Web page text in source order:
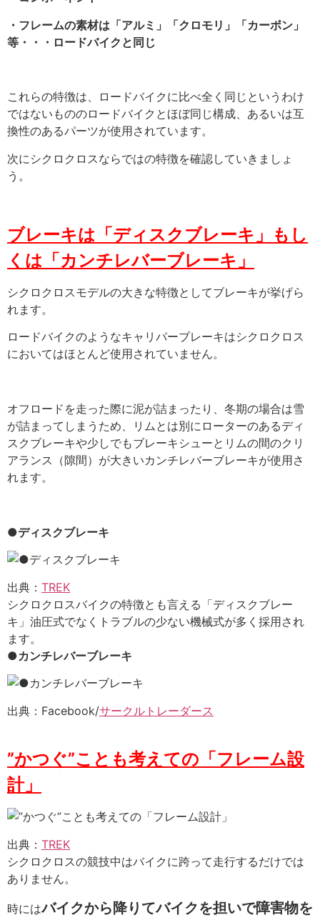
・フレームの素材は「アルミ」「クロモリ」「カーボン」
等・・・ロードバイクと同じ
これらの特徴は、ロードバイクに比べ全く同じというわけ
ではないもののロードバイクとほぼ同じ構成、あるいは互
換性のあるパーツが使用されています。
次にシクロクロスならではの特徴を確認していきましょ
う。
ブレーキは「ディスクブレーキ」もし
くは「カンチレバーブレーキ」
シクロクロスモデルの大きな特徴としてブレーキが挙げら
れます。
ロードバイクのようなキャリパーブレーキはシクロクロス
においてはほとんど使用されていません。
オフロードを走った際に泥が詰まったり、冬期の場合は雪
が詰まってしまうため、リムとは別にローターのあるディ
スクブレーキや少しでもブレーキシューとリムの間のクリ
アランス（隙間）が大きいカンチレバーブレーキが使用さ
れます。
●ディスクブレーキ
出典： TREK
シクロクロスバイクの特徴とも言える「ディスクブレー
キ」油圧式でなくトラブルの少ない機械式が多く採用され
ます。
●カンチレバーブレーキ
出典：Facebook/サークルトレーダース
”かつぐ”ことも考えての「フレーム設
計」
出典： TREK
シクロクロスの競技中はバイクに跨って走行するだけでは
ありません。
時にはバイクから降りてバイクを担いで障害物を